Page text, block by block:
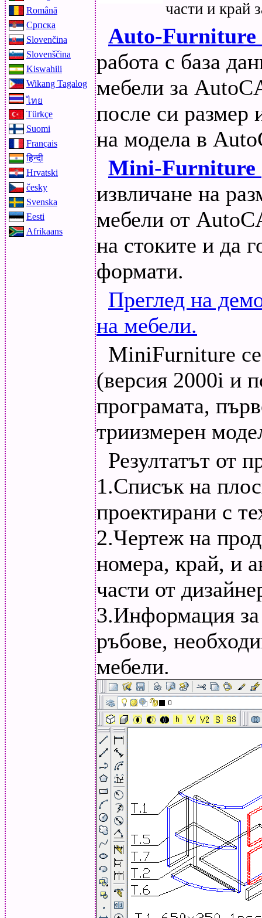
Română
Српска
Slovenčina
Slovenščina
Kiswahili
Wikang Tagalog
ไทย
Türkçe
Suomi
Français
हिन्दी
Hrvatski
česky
Svenska
Eesti
Afrikaans
части и край
Auto-Furniture
работа с база
мебели за
после си размер
на модела в
Mini-Furniture
извличане на
мебели от
на стоките и да
формати.
Преглед на
на мебели.
MiniFurniture
(версия 2000i и
програмата,
триизмерен
Резултатът от
1.Списък на
проектирани с
2.Чертеж на
номера, край, и
части от
3.Информация
ръбове,
мебели.